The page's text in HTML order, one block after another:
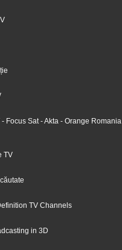
- Focus Sat- Akta - Orange Romania
TV
TV Channels
in 3D